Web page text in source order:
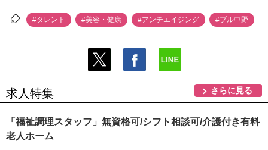
#タレント #美容・健康 #アンチエイジング #ブル中野
求人特集 さらに見る
「福祉調理スタッフ」無資格可/シフト相談可/介護付き有料
老人ホーム